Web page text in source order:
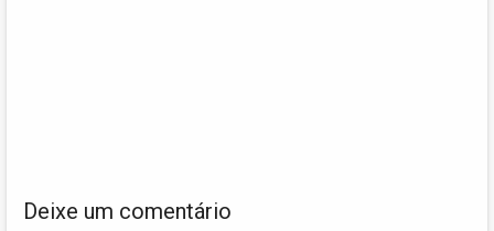
Deixe um comentário